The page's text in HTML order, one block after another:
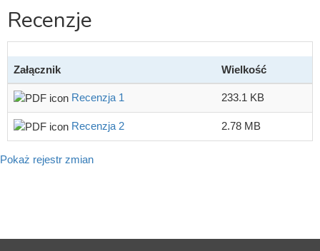
Recenzje
Załącznik Wielkość
Recenzja 1 233.1 KB
Recenzja 2 2.78 MB
Pokaż rejestr zmian